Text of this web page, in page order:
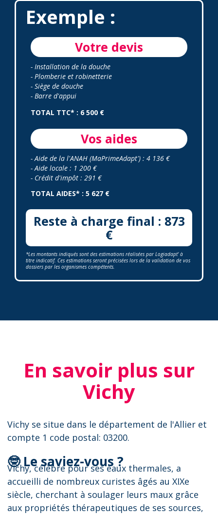
Exemple :
Votre devis
- Installation de la douche
- Plomberie et robinetterie
- Siège de douche
- Barre d'appui
TOTAL TTC* : 6 500 €
Vos aides
- Aide de la l'ANAH (MaPrimeAdapt') : 4 136 €
- Aide locale : 1 200 €
- Crédit d'impôt : 291 €
TOTAL AIDES* : 5 627 €
Reste à charge final : 873
€
*Les montants indiqués sont des estimations réalisées par Logiadapt' à
titre indicatif. Ces estimations seront précisées lors de la validation de vos
dossiers par les organismes compétents.
En savoir plus sur
Vichy
Vichy se situe dans le département de l'Allier et
compte 1 code postal: 03200.
🤓 Le saviez-vous ?
Vichy, célèbre pour ses eaux thermales, a
accueilli de nombreux curistes âgés au XIXe
siècle, cherchant à soulager leurs maux grâce
aux propriétés thérapeutiques de ses sources,